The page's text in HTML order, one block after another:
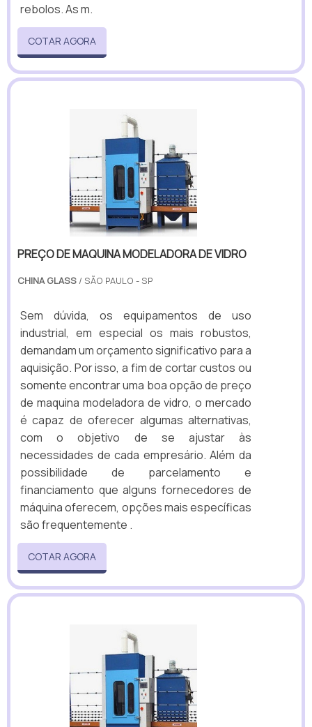
rebolos. As m.
COTAR AGORA
PREÇO DE MAQUINA MODELADORA DE VIDRO
CHINA GLASS / SÃO PAULO - SP
Sem dúvida, os equipamentos de uso
industrial, em especial os mais robustos,
demandam um orçamento significativo para a
aquisição. Por isso, a fim de cortar custos ou
somente encontrar uma boa opção de preço
de maquina modeladora de vidro, o mercado
é capaz de oferecer algumas alternativas,
com o objetivo de se ajustar às
necessidades de cada empresário. Além da
possibilidade de parcelamento e
financiamento que alguns fornecedores de
máquina oferecem, opções mais específicas
são frequentemente .
COTAR AGORA